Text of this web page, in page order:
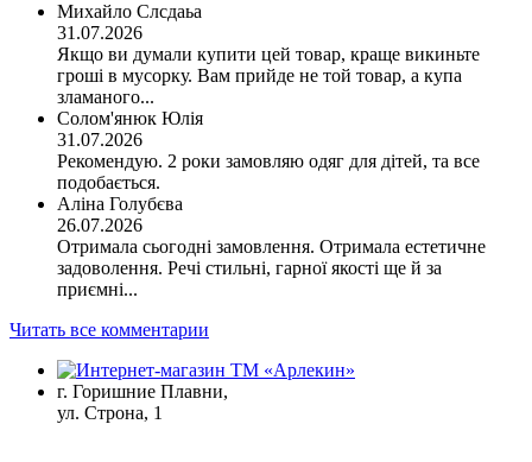
Михайло Слсдаьа
31.07.2026
Якщо ви думали купити цей товар, краще викиньте
гроші в мусорку. Вам прийде не той товар, а купа
зламаного...
Солом'янюк Юлія
31.07.2026
Рекомендую. 2 роки замовляю одяг для дітей, та все
подобається.
Аліна Голубєва
26.07.2026
Отримала сьогодні замовлення. Отримала естетичне
задоволення. Речі стильні, гарної якості ще й за
приємні...
Читать все комментарии
г. Горишние Плавни,
ул. Строна, 1